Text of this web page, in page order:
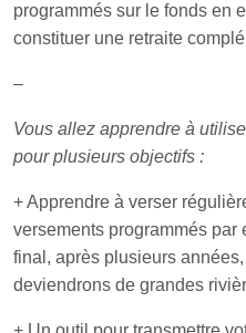
programmés sur le fonds en
constituer une retraite
–
Vous allez apprendre à
pour plusieurs objectifs :
+ Apprendre à verser
versements programmés par
final, après plusieurs
deviendrons de grandes